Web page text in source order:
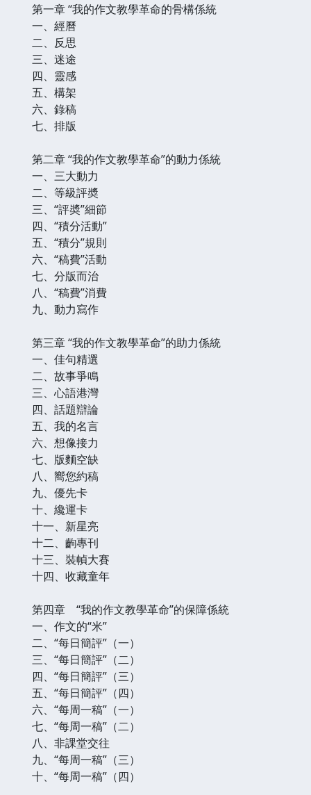
第一章 “我的作文教學革命的骨構係統
一、經曆
二、反思
三、迷途
四、靈感
五、構架
六、錄稿
七、排版
第二章 “我的作文教學革命”的動力係統
一、三大動力
二、等級評奬
三、“評奬”細節
四、“積分活動”
五、“積分”規則
六、“稿費”活動
七、分版而治
八、“稿費”消費
九、動力寫作
第三章 “我的作文教學革命”的助力係統
一、佳句精選
二、故事爭鳴
三、心語港灣
四、話題辯論
五、我的名言
六、想像接力
七、版麵空缺
八、嚮您約稿
九、優先卡
十、纔運卡
十一、新星亮
十二、齣專刊
十三、裝幀大賽
十四、收藏童年
第四章 “我的作文教學革命”的保障係統
一、作文的“米”
二、“每日簡評”（一）
三、“每日簡評”（二）
四、“每日簡評”（三）
五、“每日簡評”（四）
六、“每周一稿”（一）
七、“每周一稿”（二）
八、非課堂交往
九、“每周一稿”（三）
十、“每周一稿”（四）